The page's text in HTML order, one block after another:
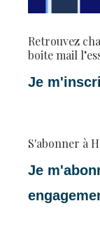
Retrouvez
boite mail
Je
S'abonner à
Je